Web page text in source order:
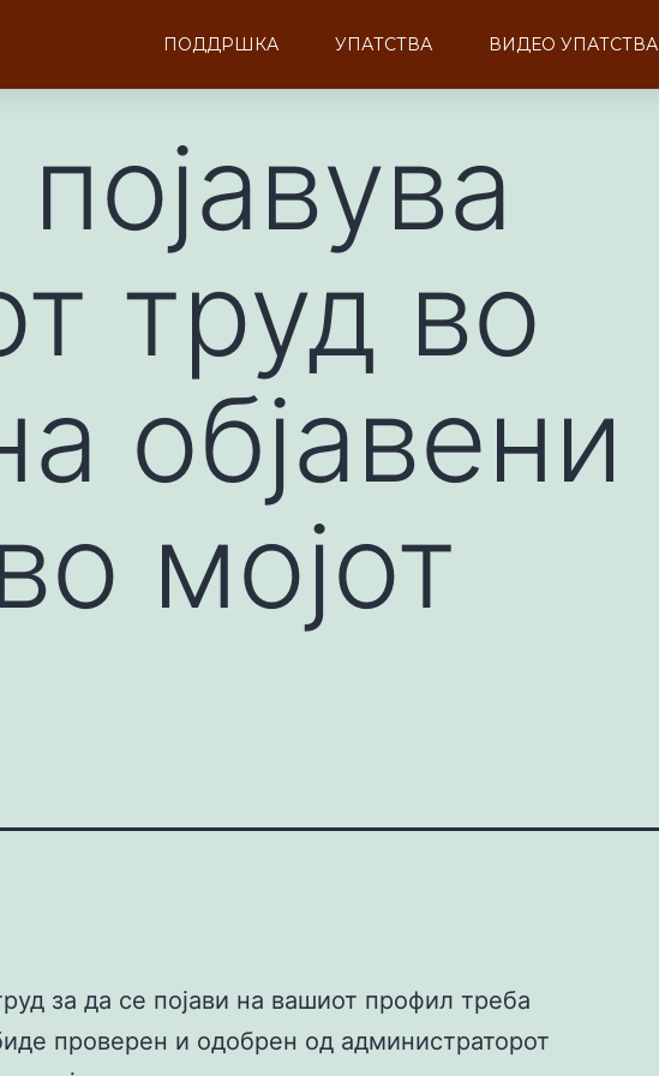
ПОДДРШКА УПАТСТВА ВИДЕО УПАТСТВА
труд во
објавени
мојот
за да се појави на вашиот профил треба
проверен и одобрен од администраторот